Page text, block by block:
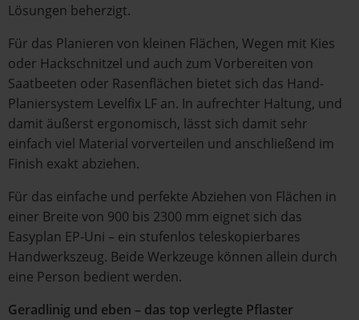
Lösungen beherzigt.
Für das Planieren von kleinen Flächen, Wegen mit Kies
oder Hackschnitzel und auch zum Vorbereiten von
Saatbeeten oder Rasenflächen bietet sich das Hand-
Planiersystem Levelfix LF an. In aufrechter Haltung, und
damit äußerst ergonomisch, lässt sich damit sehr
einfach viel Material vorverteilen und anschließend im
Finish exakt abziehen.
Für das einfache und perfekte Abziehen von Flächen in
einer Breite von 900 bis 2300 mm eignet sich das
Easyplan EP-Uni – ein stufenlos teleskopierbares
Handwerkszeug. Beide Werkzeuge können allein durch
eine Person bedient werden.
Geradlinig und eben – das top verlegte Pflaster